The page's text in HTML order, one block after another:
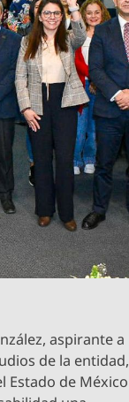
aspirante a
de la entidad,
Estado de México